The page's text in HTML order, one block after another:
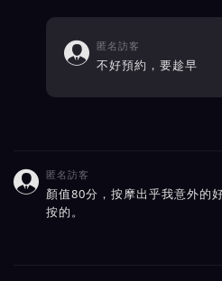
 匿名訪客
不好預約，要趁早
 匿名訪客
顏值80分，按摩出乎我意外的
按的。